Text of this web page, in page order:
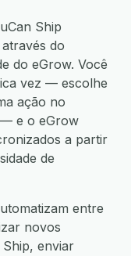
Ship
através do
do eGrow. Você
vez — escolhe
ação no
— e o eGrow
a partir
de
entre
novos
enviar